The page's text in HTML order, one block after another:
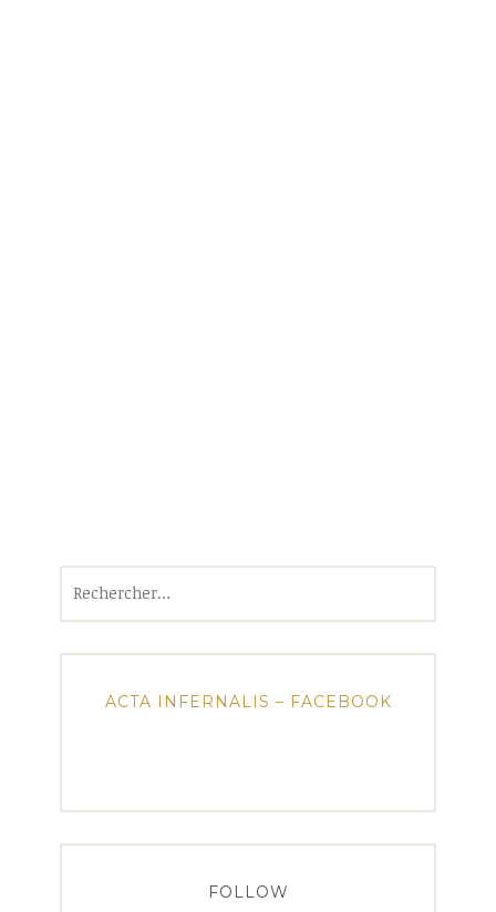
ACTA INFERNALIS – FACEBOOK
FOLLOW